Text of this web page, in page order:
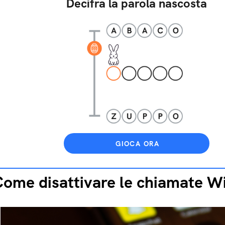
Decifra la parola nascosta
GIOCA ORA
disattivare le chiamate